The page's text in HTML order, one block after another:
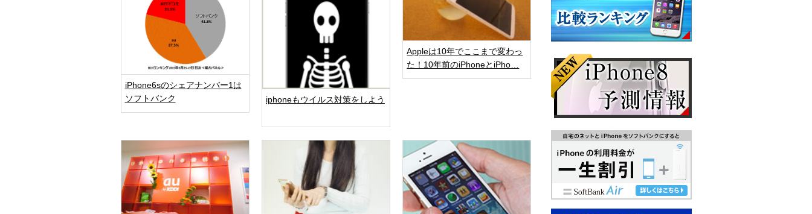
iPhone6sのシェアナンバー1は
ソフトバンク
iphoneもウイルス対策をしよう
Appleは10年でここまで変わっ
た！10年前のiPhoneとiPho…